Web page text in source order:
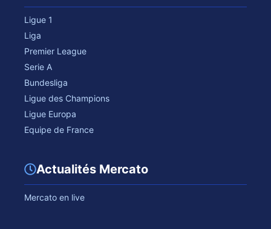
Ligue 1
Liga
Premier League
Serie A
Bundesliga
Ligue des Champions
Ligue Europa
Equipe de France
Actualités Mercato
Mercato en live